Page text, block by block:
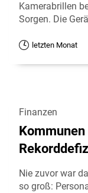
Kamerabrillen
Sorgen. Die
letzten Monat
Finanzen
Nie zuvor war
so groß: